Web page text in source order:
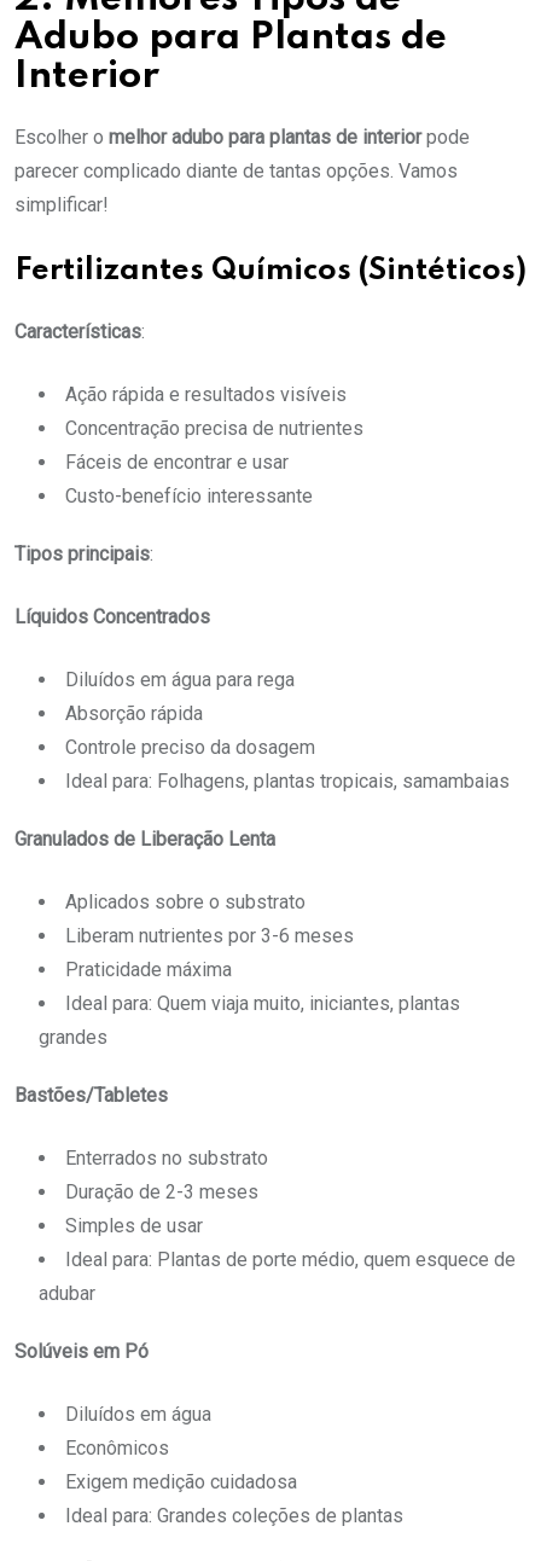
Adubo para Plantas de
Interior
Escolher o melhor adubo para plantas de interiorpode
parecer complicado diante de tantas opções. Vamos
simplificar!
Fertilizantes Químicos (Sintéticos)
Características:
Ação rápida e resultados visíveis
Concentração precisa de nutrientes
Fáceis de encontrar e usar
Custo-benefício interessante
Tipos principais:
Líquidos Concentrados
Diluídos em água para rega
Absorção rápida
Controle preciso da dosagem
Ideal para: Folhagens, plantas tropicais, samambaias
Granulados de Liberação Lenta
Aplicados sobre o substrato
Liberam nutrientes por 3-6 meses
Praticidade máxima
Ideal para: Quem viaja muito, iniciantes, plantas
grandes
Bastões/Tabletes
Enterrados no substrato
Duração de 2-3 meses
Simples de usar
Ideal para: Plantas de porte médio, quem esquece de
adubar
Solúveis em Pó
Diluídos em água
Econômicos
Exigem medição cuidadosa
Ideal para: Grandes coleções de plantas